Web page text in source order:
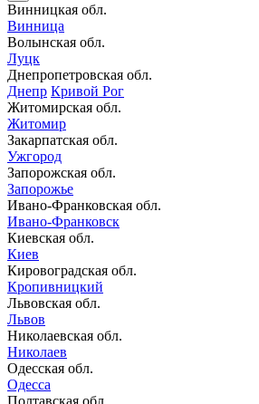
Винницкая обл.
Винница
Волынская обл.
Луцк
Днепропетровская обл.
Днепр Кривой Рог
Житомирская обл.
Житомир
Закарпатская обл.
Ужгород
Запорожская обл.
Запорожье
Ивано-Франковская обл.
Ивано-Франковск
Киевская обл.
Киев
Кировоградская обл.
Кропивницкий
Львовская обл.
Львов
Николаевская обл.
Николаев
Одесская обл.
Одесса
Полтавская обл.